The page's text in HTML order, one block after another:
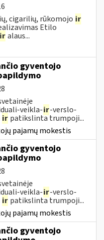
cigarilių, rūkomojo ir
Etilo
iralaus...
gyventojo
veikla-ir-verslo-
ir patikslinta trumpoji...
pajamų mokestis
gyventojo
veikla-ir-verslo-
ir patikslinta trumpoji...
pajamų mokestis
gyventojo